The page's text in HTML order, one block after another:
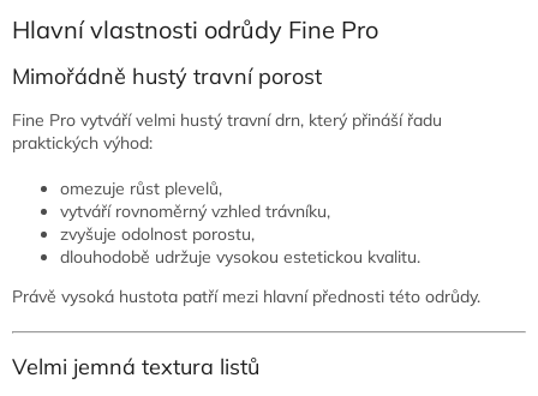
Hlavní vlastnosti odrůdy Fine Pro
Mimořádně hustý travní porost
Fine Pro vytváří velmi hustý travní drn, který přináší řadu
praktických výhod:
omezuje růst plevelů,
vytváří rovnoměrný vzhled trávníku,
zvyšuje odolnost porostu,
dlouhodobě udržuje vysokou estetickou kvalitu.
Právě vysoká hustota patří mezi hlavní přednosti této odrůdy.
Velmi jemná textura listů